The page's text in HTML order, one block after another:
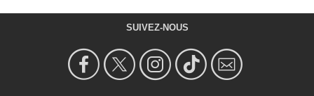
SUIVEZ-NOUS